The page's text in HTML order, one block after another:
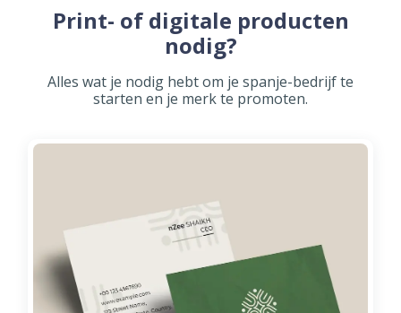
Print- of digitale producten
nodig?
Alles wat je nodig hebt om je spanje-bedrijf te
starten en je merk te promoten.